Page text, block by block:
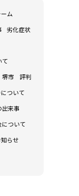
ム
劣化症状
て
堺市 評判
ついて
出来事
について
知らせ